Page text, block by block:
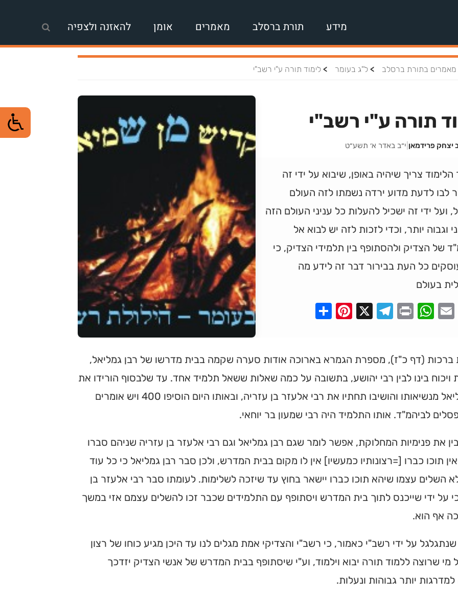
מידע תורת ברסלב מאמרים אומן להאזנה ולצפיה
מאמרים בתורת ברסלב > ל"ג בעומר > לימוד תורה ע"י רשב"י
תורה ע"י רשב"י
יצחק פרידמאן י״ב באדר א׳ תשע״ט
הלימוד צריך שיהיה באופן, שיבוא על ידי זה
לבו לדעת מדוע ירדה נשמתו לזה העולם
ועל ידי זה ישכיל להעלות כל עניני העולם הזה
וגבוה יותר, וכדי לזכות לזה יש לבוא אל
של הצדיק ולהסתופף בין תלמידי הצדיק, כי
כל העת בבירור דבר זה לידע מה
בעולם
Facebook
Email
WhatsApp
Print
Telegram
X
Pinterest
(דף כ"ז), מספרת הגמרא בארוכה אודות סערה שקמה בבית מדרשו של רבן גמליאל,
ויכוח בינו לבין רבי יהושע, בתשובה על כמה שאלות ששאל תלמיד אחד. עד שלבסוף הורידו את
רבן גמליאל מנשיאותו והושיבו תחתיו את רבי אלעזר בן עזריה, ובאותו היום הוסיפו 400 ויש אומרים
את פנימיות המחלוקת, אפשר לומר שגם רבן גמליאל וגם רבי אלעזר בן עזריה שניהם סברו
תוכו כברו [=רצונותיו כמעשיו] אין לו מקום בבית המדרש, ולכן סבר רבן גמליאל כי כל עוד
השלים עצמו שיהא תוכו כברו יישאר בחוץ עד שיזכה לשלימות. לעומתו סבר רבי אלעזר בן
על ידי שייכנס לתוך בית המדרש ויסתופף עם התלמידים שכבר זכו להשלים עצמם אזי במשך
אף הוא.
על ידי רשב"י כאמור, כי רשב"י והצדיקי אמת מגלים לנו עד היכן מגיע כוחו של רצון
מי שרוצה ללמוד תורה יבוא וילמוד, וע"י שיסתופף בבית המדרש של אנשי הצדיק יזדכך
יותר גבוהות ונעלות.